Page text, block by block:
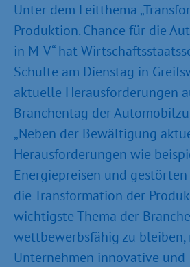
Unter dem Leitthema
Produktion. Chance für die
in M-V“ hat
Schulte am Dienstag in
aktuelle Herausforderungen
Branchentag der
„Neben der Bewältigung
Herausforderungen wie
Energiepreisen und
die Transformation der
wichtigste Thema der
wettbewerbsfähig zu bleiben,
Unternehmen innovative und